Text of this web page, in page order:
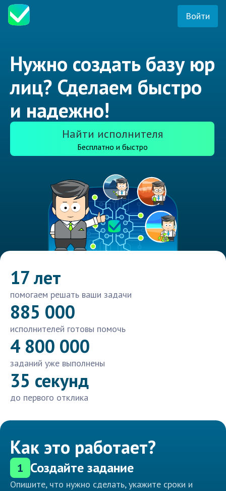
Войти
Нужно создать базу юр
лиц? Сделаем быстро
и надежно!
Найти исполнителя
Бесплатно и быстро
17 лет
помогаем решать ваши задачи
885 000
исполнителей готовы помочь
4 800 000
заданий уже выполнены
35 секунд
до первого отклика
Как это работает?
1 Создайте задание
Опишите, что нужно сделать, укажите сроки и